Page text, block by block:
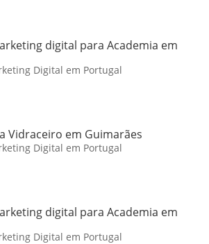
digital para Academia em
Digital em Portugal
Vidraceiro em Guimarães
Digital em Portugal
digital para Academia em
Digital em Portugal